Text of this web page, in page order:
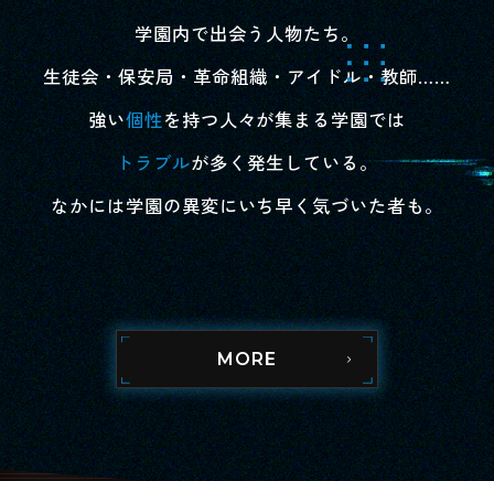
学園内で出会う人物たち。
生徒会・保安局・革命組織・アイドル・教師……
強い個性を持つ人々が集まる学園では
トラブルが多く発生している。
なかには学園の異変にいち早く気づいた者も。
YURI
MONOU
Yuri Monou
桃生優里
CV. 天海由梨奈
MENA
MENA
MENA
CV.？？？
CHIYO
AIKAWA
Chiyo Aikawa
愛川千代
CV. 朝日奈丸佳
KEVIN
Kevin
ケビン
CV.木村太飛
V
v
V
CV. ？？？
MINAMI
KUWAHARA
Minami Kuwahara
桑原みなみ
CV.大久保瑠美
TOMOHISA
HEIDA
Tomohisa Heida
塀田伴久
CV. 中村源太
FUMITAKA
HARISU
Fumitaka Harisu
梁州文隆
CV.村田太志
EMIRI
NAISA
Emiri Naisa
内佐英美莉
CV. 稗田寧々
FUMIYA
SHIMOMURA
Fumiya Shimomura
下村文也
CV.梅田修一朗
KAGEAKI
KURUE
Kageaki Kurue
枢衛影章
CV. 武内駿輔
MORE